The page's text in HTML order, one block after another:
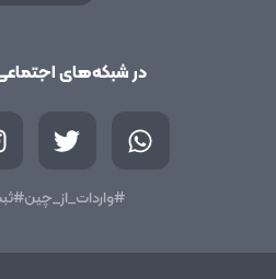
در شبکه‌های
W
h
a
T
w
t
e
#واردات_از_چین